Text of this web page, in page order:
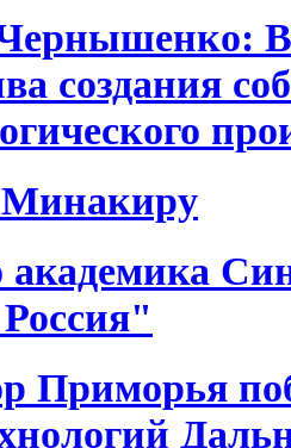
В
создания
Приморья